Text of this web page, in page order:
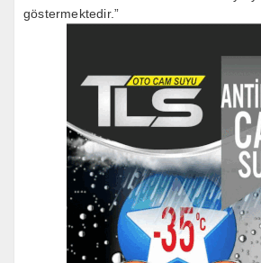
göstermektedir.”